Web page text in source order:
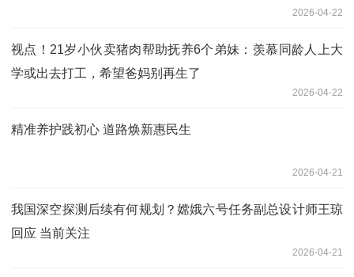
2026-04-22
视点！21岁小伙卖猪肉帮助抚养6个弟妹：羡慕同龄人上大
学或出去打工，希望爸妈别再生了
2026-04-22
精准养护践初心 道路焕新惠民生
2026-04-21
我国深空探测后续有何规划？嫦娥六号任务副总设计师王琼
回应 当前关注
2026-04-21